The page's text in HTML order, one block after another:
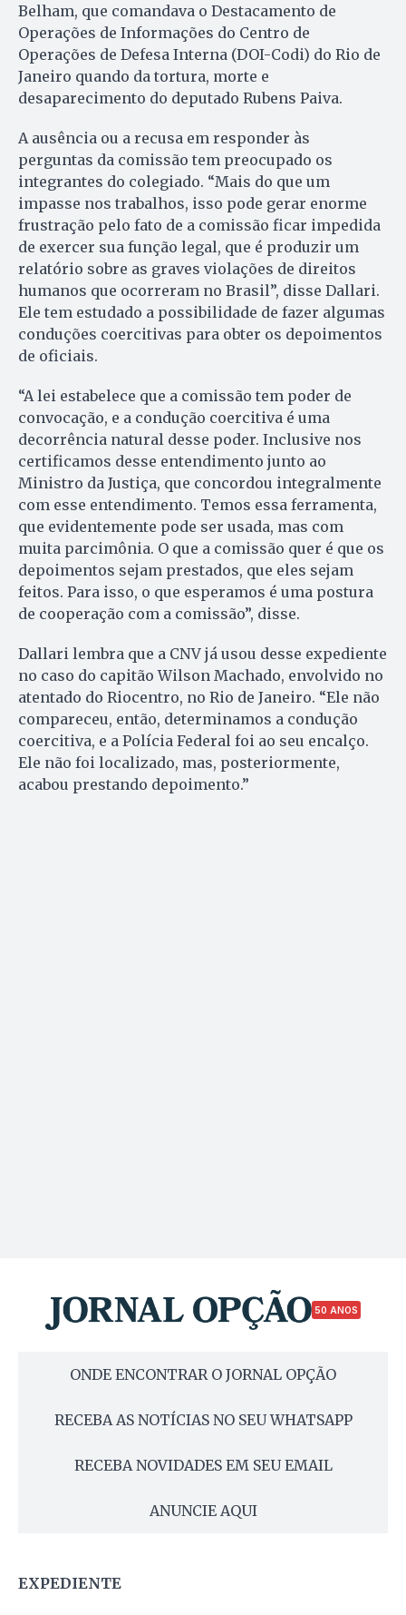
Belham, que comandava o Destacamento de
Operações de Informações do Centro de
Operações de Defesa Interna (DOI-Codi) do Rio de
Janeiro quando da tortura, morte e
desaparecimento do deputado Rubens Paiva.
A ausência ou a recusa em responder às
perguntas da comissão tem preocupado os
integrantes do colegiado. “Mais do que um
impasse nos trabalhos, isso pode gerar enorme
frustração pelo fato de a comissão ficar impedida
de exercer sua função legal, que é produzir um
relatório sobre as graves violações de direitos
humanos que ocorreram no Brasil”, disse Dallari.
Ele tem estudado a possibilidade de fazer algumas
conduções coercitivas para obter os depoimentos
de oficiais.
“A lei estabelece que a comissão tem poder de
convocação, e a condução coercitiva é uma
decorrência natural desse poder. Inclusive nos
certificamos desse entendimento junto ao
Ministro da Justiça, que concordou integralmente
com esse entendimento. Temos essa ferramenta,
que evidentemente pode ser usada, mas com
muita parcimônia. O que a comissão quer é que os
depoimentos sejam prestados, que eles sejam
feitos. Para isso, o que esperamos é uma postura
de cooperação com a comissão”, disse.
Dallari lembra que a CNV já usou desse expediente
no caso do capitão Wilson Machado, envolvido no
atentado do Riocentro, no Rio de Janeiro. “Ele não
compareceu, então, determinamos a condução
coercitiva, e a Polícia Federal foi ao seu encalço.
Ele não foi localizado, mas, posteriormente,
acabou prestando depoimento.”
50 ANOS
ONDE ENCONTRAR O JORNAL OPÇÃO
RECEBA AS NOTÍCIAS NO SEU WHATSAPP
RECEBA NOVIDADES EM SEU EMAIL
ANUNCIE AQUI
EXPEDIENTE